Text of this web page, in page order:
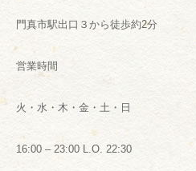
門真市駅出口３から徒歩約2分
営業時間
火・水・木・金・土・日
16:00 – 23:00 L.O. 22:30